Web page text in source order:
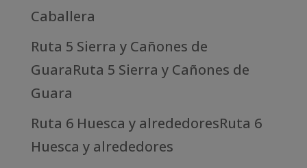
Caballera
Ruta 5 Sierra y Cañones de
GuaraRuta 5 Sierra y Cañones de
Guara
Ruta 6 Huesca y alrededoresRuta 6
Huesca y alrededores